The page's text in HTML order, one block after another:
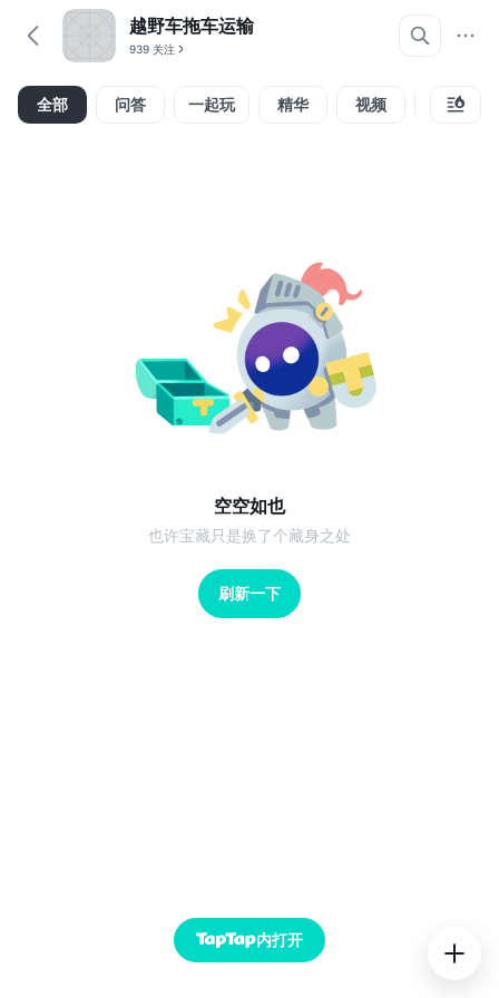
越野车拖车运输
939 关注
全部 问答 一起玩 精华 视频 攻略
空空如也
也许宝藏只是换了个藏身之处
刷新一下
内打开